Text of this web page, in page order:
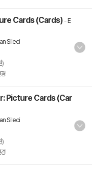
Cards (Cards) -E
Sileci
)
Picture Cards (Car
Sileci
)